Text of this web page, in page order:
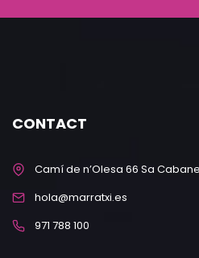
CONTACT
Camí de n’Olesa 66 Sa
hola@marratxi.es
971 788 100